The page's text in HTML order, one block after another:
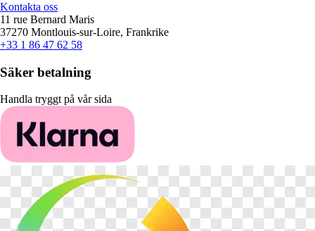
Kontakta oss
11 rue Bernard Maris
37270 Montlouis-sur-Loire, Frankrike
+33 1 86 47 62 58
Säker betalning
Handla tryggt på vår sida